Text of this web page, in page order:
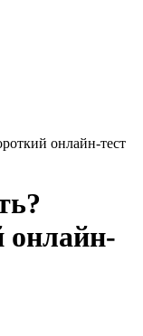
онлайн-тест
онлайн-